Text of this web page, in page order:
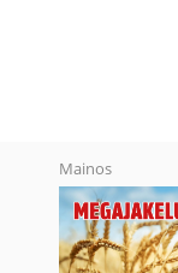
Mainos